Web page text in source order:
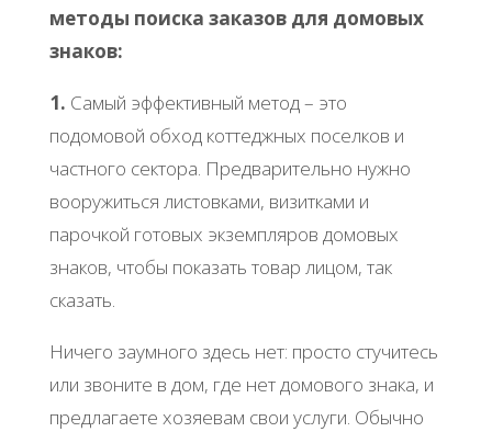
методы поиска заказов для домовых
знаков:
1. Самый эффективный метод – это
подомовой обход коттеджных поселков и
частного сектора. Предварительно нужно
вооружиться листовками, визитками и
парочкой готовых экземпляров домовых
знаков, чтобы показать товар лицом, так
сказать.
Ничего заумного здесь нет: просто стучитесь
или звоните в дом, где нет домового знака, и
предлагаете хозяевам свои услуги. Обычно